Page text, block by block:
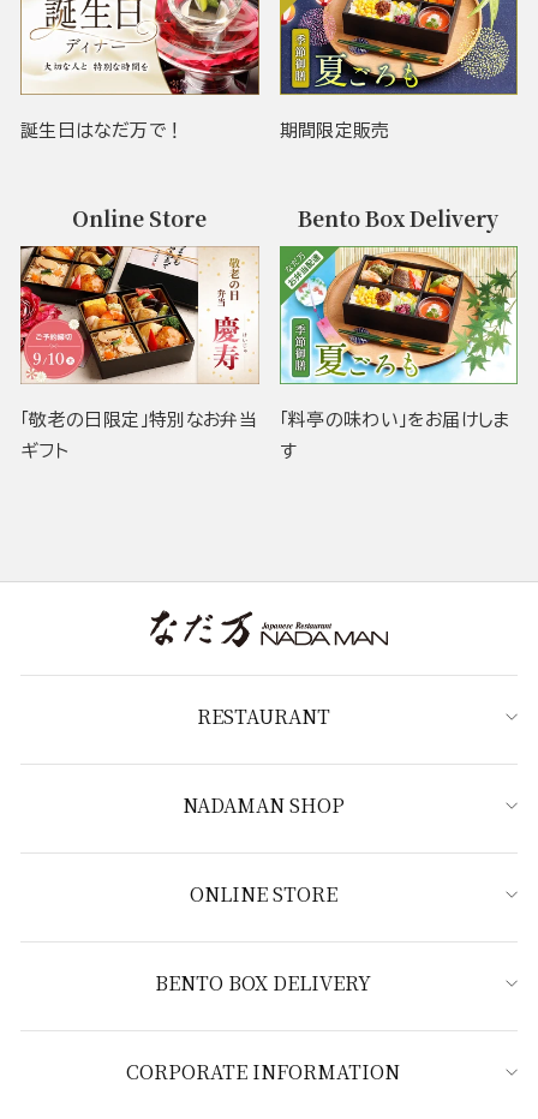
誕生日はなだ万で！ 期間限定販売
Online Store
「敬老の日限定」特別なお弁当
ギフト
Bento Box Delivery
「料亭の味わい」をお届けしま
す
RESTAURANT
NADAMAN SHOP
ONLINE STORE
BENTO BOX DELIVERY
CORPORATE INFORMATION